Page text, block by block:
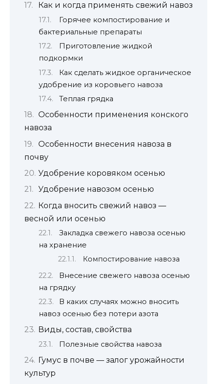
Как и когда применять свежий навоз
Горячее компостирование и
бактериальные препараты
Приготовление жидкой
подкормки
Как сделать жидкое органическое
удобрение из коровьего навоза
Теплая грядка
Особенности применения конского
навоза
Особенности внесения навоза в
почву
Удобрение коровяком осенью
Удобрение навозом осенью
Когда вносить свежий навоз —
весной или осенью
Закладка свежего навоза осенью
на хранение
Компостирование навоза
Внесение свежего навоза осенью
на грядку
В каких случаях можно вносить
навоз осенью без потери азота
Виды, состав, свойства
Полезные свойства навоза
Гумус в почве — залог урожайности
культур